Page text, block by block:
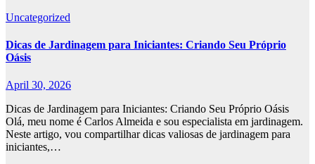
Uncategorized
Dicas de Jardinagem para Iniciantes: Criando Seu Próprio
Oásis
April 30, 2026
Dicas de Jardinagem para Iniciantes: Criando Seu Próprio Oásis
Olá, meu nome é Carlos Almeida e sou especialista em jardinagem.
Neste artigo, vou compartilhar dicas valiosas de jardinagem para
iniciantes,…